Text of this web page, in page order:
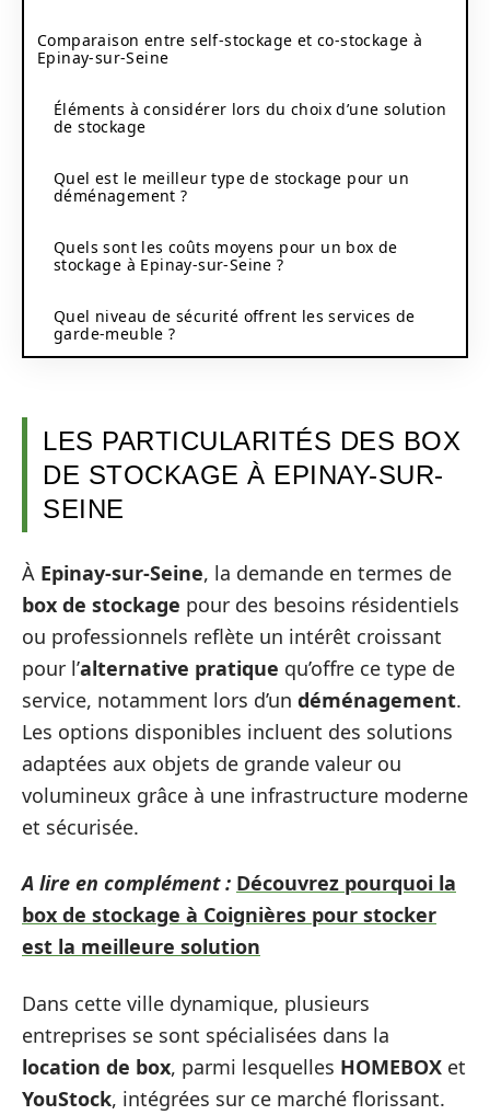
Comparaison entre self-stockage et co-stockage à
Epinay-sur-Seine
Éléments à considérer lors du choix d’une solution
de stockage
Quel est le meilleur type de stockage pour un
déménagement ?
Quels sont les coûts moyens pour un box de
stockage à Epinay-sur-Seine ?
Quel niveau de sécurité offrent les services de
garde-meuble ?
LES PARTICULARITÉS DES BOX
DE STOCKAGE À EPINAY-SUR-
SEINE
À Epinay-sur-Seine, la demande en termes de
box de stockage pour des besoins résidentiels
ou professionnels reflète un intérêt croissant
pour l’alternative pratique qu’offre ce type de
service, notamment lors d’un déménagement.
Les options disponibles incluent des solutions
adaptées aux objets de grande valeur ou
volumineux grâce à une infrastructure moderne
et sécurisée.
A lire en complément : Découvrez pourquoi la
box de stockage à Coignières pour stocker
est la meilleure solution
Dans cette ville dynamique, plusieurs
entreprises se sont spécialisées dans la
location de box, parmi lesquelles HOMEBOX et
YouStock, intégrées sur ce marché florissant.